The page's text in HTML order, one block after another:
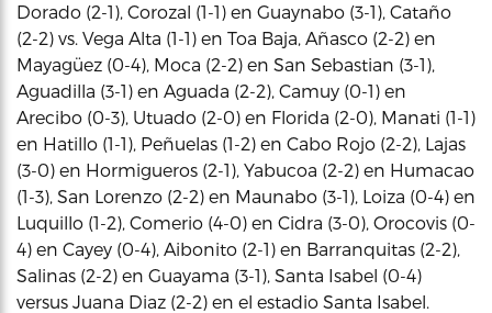
Dorado (2-1), Corozal (1-1) en Guaynabo (3-1), Cataño
(2-2) vs. Vega Alta (1-1) en Toa Baja, Añasco (2-2) en
Mayagüez (0-4), Moca (2-2) en San Sebastian (3-1),
Aguadilla (3-1) en Aguada (2-2), Camuy (0-1) en
Arecibo (0-3), Utuado (2-0) en Florida (2-0), Manati (1-1)
en Hatillo (1-1), Peñuelas (1-2) en Cabo Rojo (2-2), Lajas
(3-0) en Hormigueros (2-1), Yabucoa (2-2) en Humacao
(1-3), San Lorenzo (2-2) en Maunabo (3-1), Loiza (0-4) en
Luquillo (1-2), Comerio (4-0) en Cidra (3-0), Orocovis (0-
4) en Cayey (0-4), Aibonito (2-1) en Barranquitas (2-2),
Salinas (2-2) en Guayama (3-1), Santa Isabel (0-4)
versus Juana Diaz (2-2) en el estadio Santa Isabel.